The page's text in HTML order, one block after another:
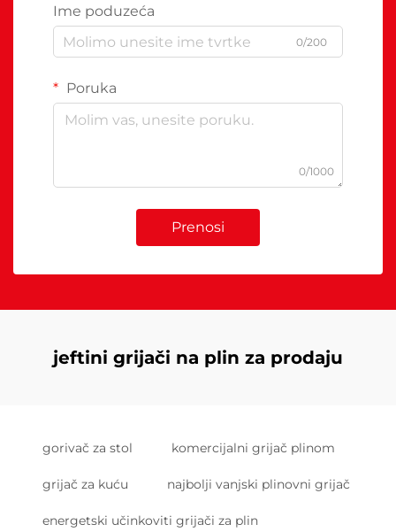
Ime poduzeća
0/200
Poruka
0/1000
Prenosi
jeftini grijači na plin za prodaju
gorivač za stol komercijalni grijač plinom
grijač za kuću najbolji vanjski plinovni grijač
energetski učinkoviti grijači za plin